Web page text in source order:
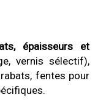
épaisseurs et
vernis sélectif),
fentes pour